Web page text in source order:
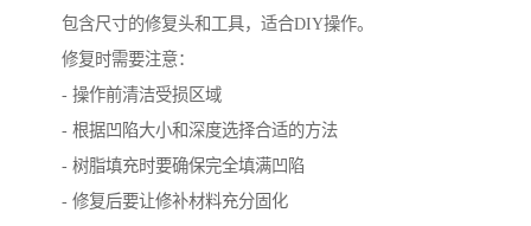
包含尺寸的修复头和工具，适合DIY操作。
修复时需要注意：
- 操作前清洁受损区域
- 根据凹陷大小和深度选择合适的方法
- 树脂填充时要确保完全填满凹陷
- 修复后要让修补材料充分固化